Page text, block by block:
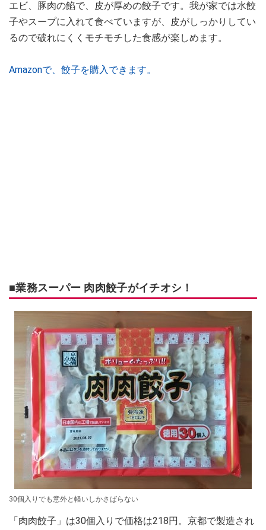
エビ、豚肉の餡で、皮が厚めの餃子です。我が家では水餃
子やスープに入れて食べていますが、皮がしっかりしてい
るので破れにくくモチモチした食感が楽しめます。
Amazonで、餃子を購入できます。
■業務スーパー 肉肉餃子がイチオシ！
30個入りでも意外と軽いしかさばらない
「肉肉餃子」は30個入りで価格は218円。京都で製造され